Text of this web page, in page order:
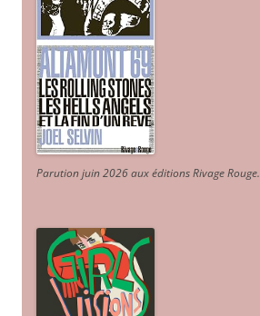
Parution juin 2026 aux éditions Rivage Rouge.